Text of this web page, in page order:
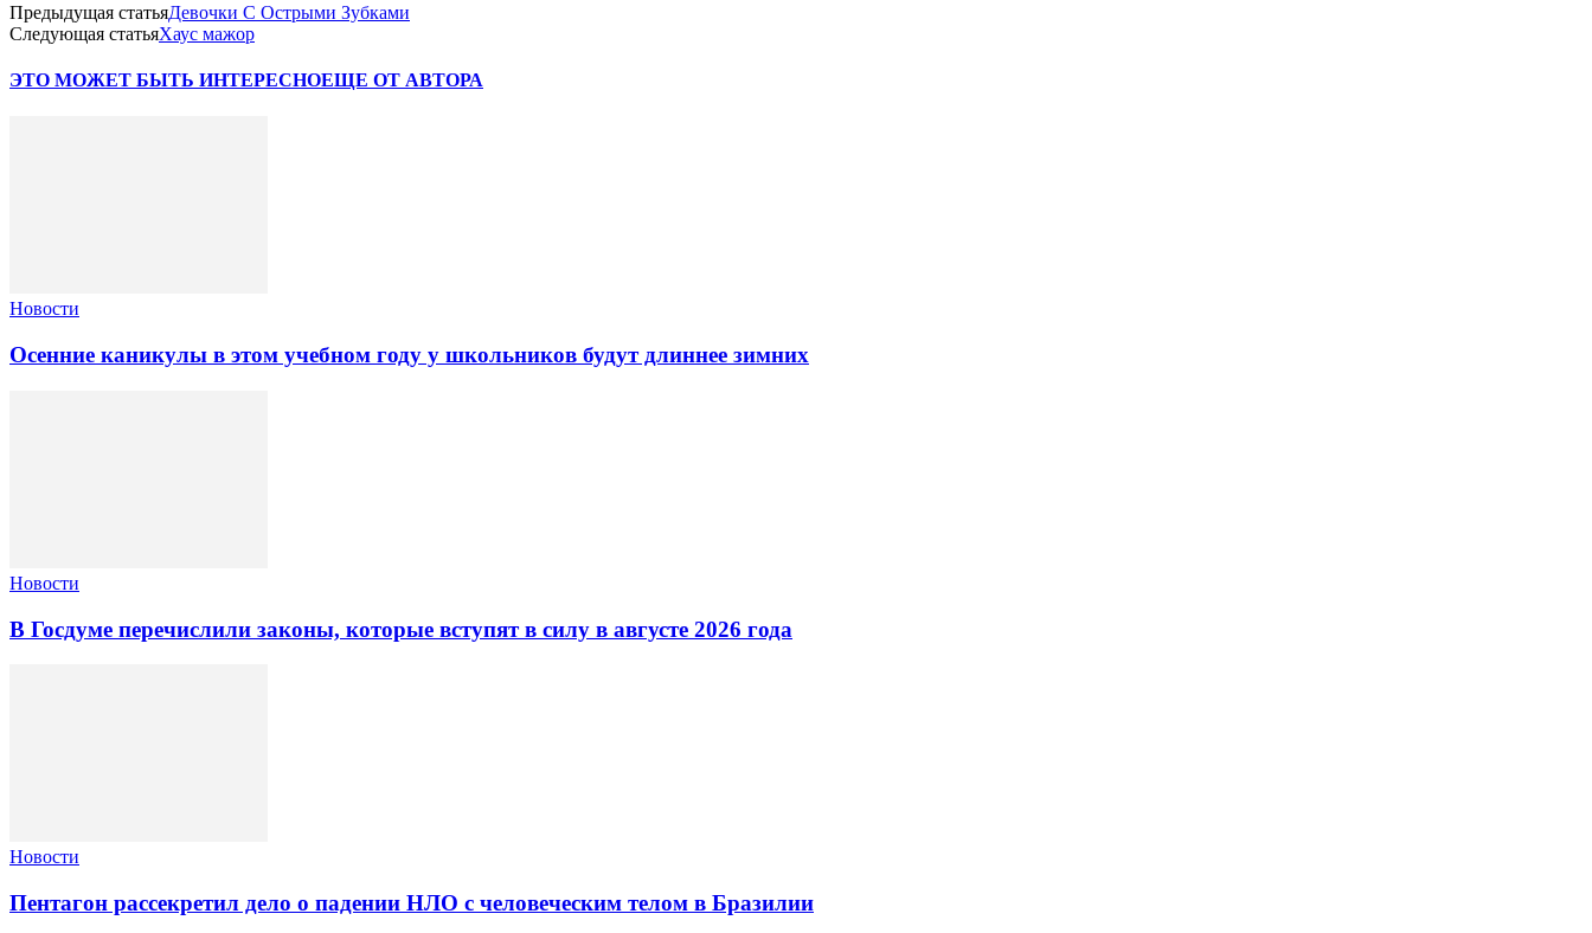
Предыдущая статьяДевочки С Острыми Зубками
Следующая статьяХаус мажор
ЭТО МОЖЕТ БЫТЬ ИНТЕРЕСНОЕЩЕ ОТ АВТОРА
Новости
Осенние каникулы в этом учебном году у школьников будут длиннее зимних
Новости
В Госдуме перечислили законы, которые вступят в силу в августе 2026 года
Новости
Пентагон рассекретил дело о падении НЛО с человеческим телом в Бразилии